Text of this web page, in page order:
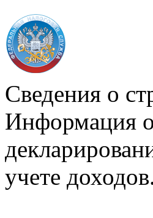
Сведения о
Информация о
учете